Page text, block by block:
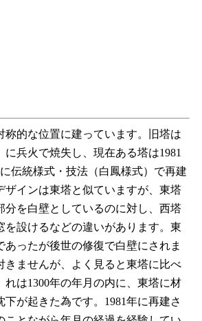
的な位置に建っています。旧塔は
に兵火で焼失し、現在ある塔は1981
伝統様式・技法（白鳳様式）で再建
ザインは東塔と似ていますが、東塔
分を白壁としているのに対し、西塔
を設けるなどの違いがあります。東
あったが後世の修復で白壁にされま
きませんが、よく見ると東塔に比べ
れは1300年の年月の内に、東塔に材
下が起きた為です。1981年に再建さ